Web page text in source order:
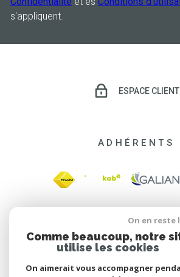
s'appliquent.
ESPACE CLIENT
ADHÉRENTS
On en reste
Comme beaucoup, notre
utilise les cookies
On aimerait vous accompagner